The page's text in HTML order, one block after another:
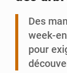
Des
week-
pour